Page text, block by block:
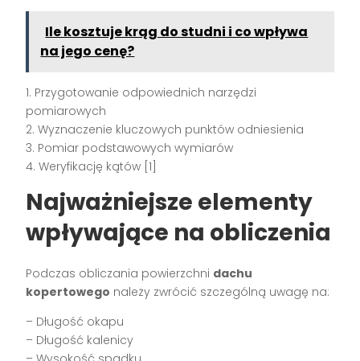
Ile kosztuje krąg do studni i co wpływa
na jego cenę?
1. Przygotowanie odpowiednich narzędzi
pomiarowych
2. Wyznaczenie kluczowych punktów odniesienia
3. Pomiar podstawowych wymiarów
4. Weryfikację kątów [1]
Najważniejsze elementy
wpływające na obliczenia
Podczas obliczania powierzchni dachu
kopertowego należy zwrócić szczególną uwagę na:
– Długość okapu
– Długość kalenicy